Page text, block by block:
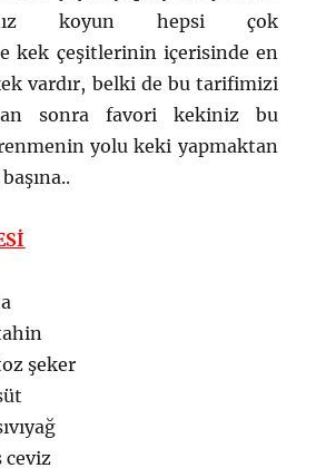
koyun hepsi çok
kek çeşitlerinin içerisinde en
vardır, belki de bu tarifimizi
sonra favori kekiniz bu
yolu keki yapmaktan
şeker
ceviz